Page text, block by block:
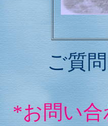
ご質問
*お問い